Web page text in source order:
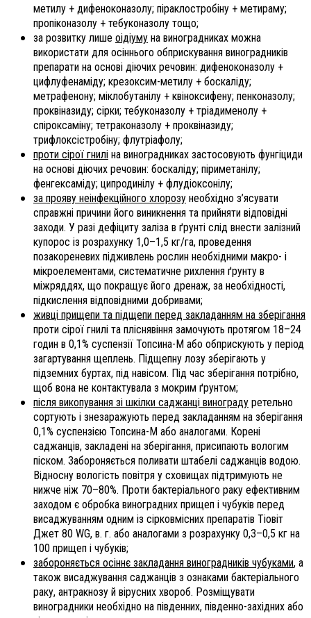
метилу + дифеноконазолу; піраклостробіну + метираму;
пропіконазолу + тебуконазолу тощо;
за розвитку лише оідіуму на виноградниках можна
використати для осіннього обприскування виноградників
препарати на основі діючих речовин: дифеноконазолу +
цифлуфенаміду; крезоксим-метилу + боскаліду;
метрафенону; міклобутанілу + квіноксифену; пенконазолу;
проквіназиду; сірки; тебуконазолу + тріадименолу +
спіроксаміну; тетраконазолу + проквіназиду;
трифлоксістробіну; флутріафолу;
проти сірої гнилі на виноградниках застосовують фунгіциди
на основі діючих речовин: боскаліду; піриметанілу;
фенгексаміду; ципродинілу + флудіоксонілу;
за прояву неінфекційного хлорозу необхідно з’ясувати
справжні причини його виникнення та прийняти відповідні
заходи. У разі дефіциту заліза в ґрунті слід внести залізний
купорос із розрахунку 1,0–1,5 кг/га, проведення
позакореневих підживлень рослин необхідними макро- і
мікроелементами, систематичне рихлення ґрунту в
міжряддях, що покращує його дренаж, за необхідності,
підкислення відповідними добривами;
живці прищепи та підщепи перед закладанням на зберігання
проти сірої гнилі та пліснявіння замочують протягом 18–24
годин в 0,1% суспензії Топсина-М або обприскують у період
загартування щеплень. Підщепну лозу зберігають у
підземних буртах, під навісом. Під час зберігання потрібно,
щоб вона не контактувала з мокрим ґрунтом;
після викопування зі шкілки саджанці винограду ретельно
сортують і знезаражують перед закладанням на зберігання
0,1% суспензією Топсина-М або аналогами. Корені
саджанців, закладені на зберігання, присипають вологим
піском. Забороняється поливати штабелі саджанців водою.
Відносну вологість повітря у сховищах підтримують не
нижче ніж 70–80%. Проти бактеріального раку ефективним
заходом є обробка виноградних прищеп і чубуків перед
висаджуванням одним із сірковмісних препаратів Тіовіт
Джет 80 WG, в. г. або аналогами з розрахунку 0,3–0,5 кг на
100 прищеп і чубуків;
забороняється осіннє закладання виноградників чубуками, а
також висаджування саджанців з ознаками бактеріального
раку, антракнозу й вірусних хвороб. Розміщувати
виноградники необхідно на південних, південно-західних або